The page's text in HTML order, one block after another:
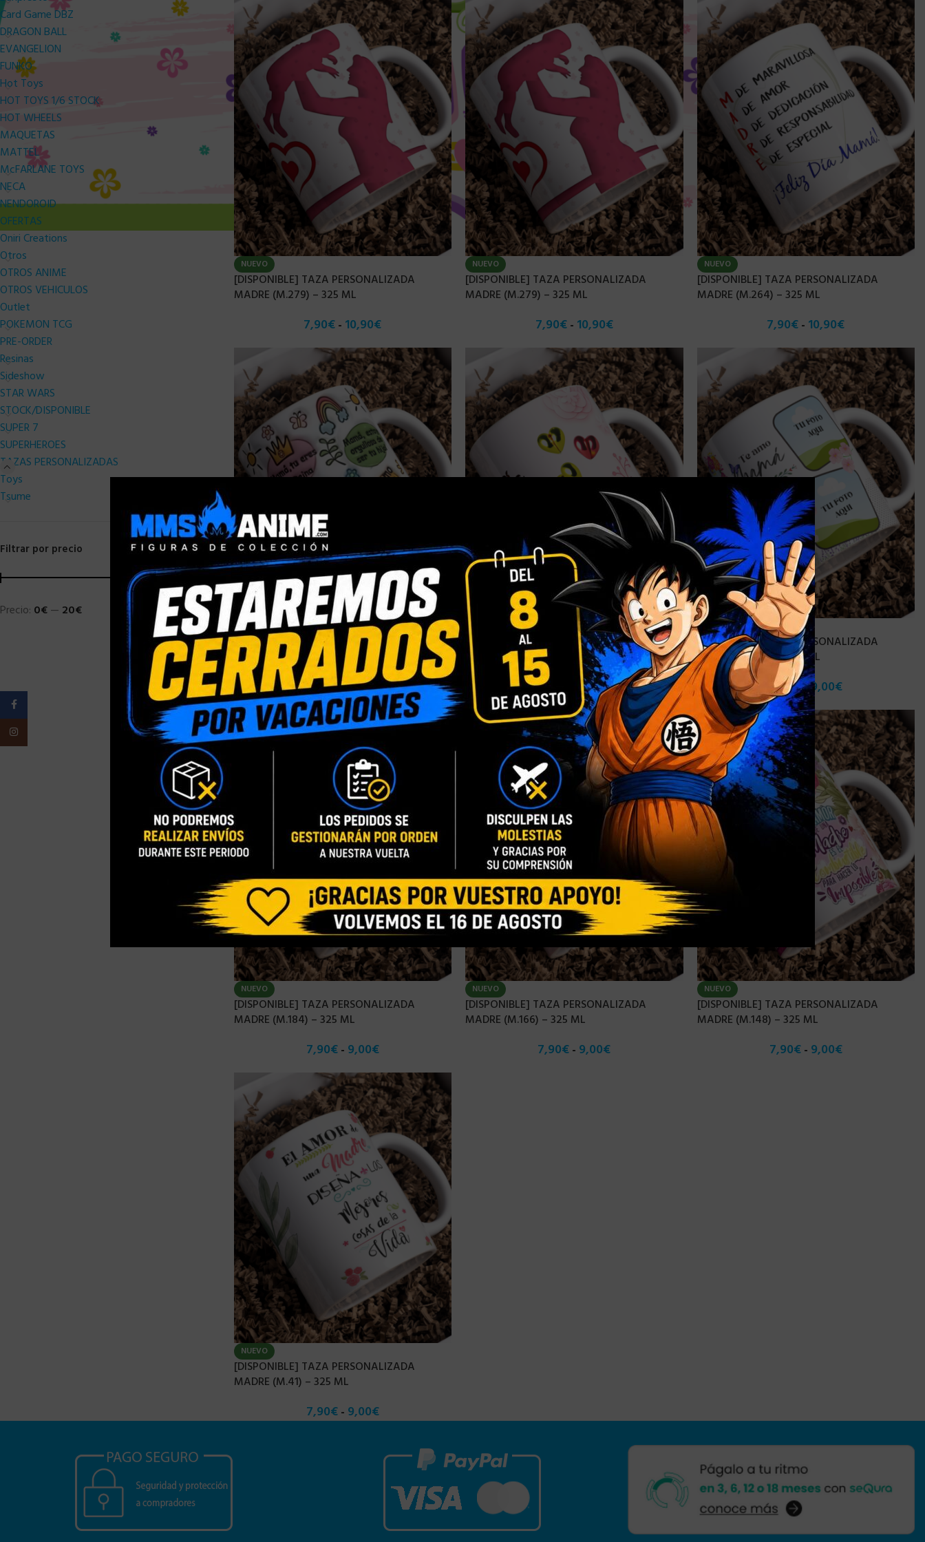
Card Game DBZ
DRAGON BALL
EVANGELION
FUNKO
Hot Toys
HOT TOYS 1/6 STOCK
HOT WHEELS
MAQUETAS
MATTEL
McFARLANE TOYS
NECA
NENDOROID
OFERTAS
Oniri Creations
Otros
OTROS ANIME
OTROS VEHICULOS
Outlet
POKEMON TCG
PRE-ORDER
Resinas
Sideshow
STAR WARS
STOCK/DISPONIBLE
SUPER 7
SUPERHEROES
TAZAS PERSONALIZADAS
Toys
Tsume
Filtrar por precio
FILTRAR
Precio: 0€— 20€
NUEVO
[DISPONIBLE] TAZA PERSONALIZADA
MADRE (M.279) – 325 ML
7,90€- 10,90€
NUEVO
[DISPONIBLE] TAZA PERSONALIZADA
MADRE (M.279) – 325 ML
7,90€- 10,90€
NUEVO
[DISPONIBLE] TAZA PERSONALIZADA
MADRE (M.264) – 325 ML
7,90€- 10,90€
NUEVO
[DISPONIBLE] TAZA PERSONALIZADA
MADRE (M.248) – 325 ML
7,90€-10,90€
[DISPONIBLE] TAZA PERSONALIZADA
MADRE (M.224) – 325 ML
7,90€ 9,00€
NUEVO
[DISPONIBLE] TAZA PERSONALIZADA
MADRE (M.204) – 325 ML
7,90€-9,00€
NUEVO
[DISPONIBLE] TAZA PERSONALIZADA
MADRE (M.184) – 325 ML
7,90€- 9,00€
NUEVO
[DISPONIBLE] TAZA PERSONALIZADA
MADRE (M.166) – 325 ML
7,90€- 9,00€
NUEVO
[DISPONIBLE] TAZA PERSONALIZADA
MADRE (M.148) – 325 ML
7,90€ - 9,00€
NUEVO
[DISPONIBLE] TAZA PERSONALIZADA
MADRE (M.41) – 325 ML
7,90€- 9,00€